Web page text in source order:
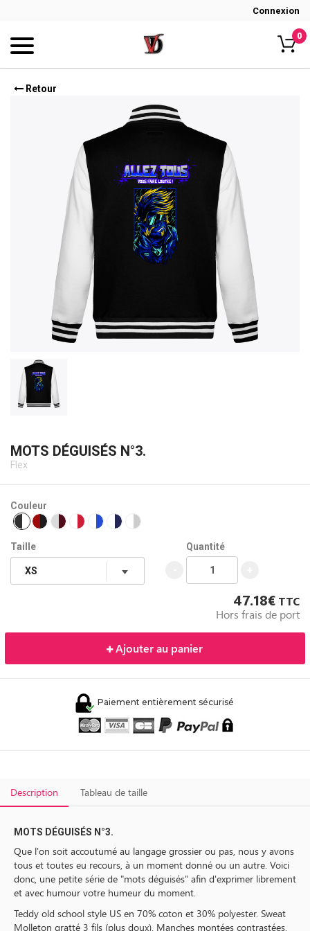
Connexion
0
Retour
MOTS DÉGUISÉS N°3.
Flex
Couleur
Taille Quantité
47.18€ TTC
Hors frais de port
Ajouter au panier
Paiement entièrement sécurisé
Description Tableau de taille
MOTS DÉGUISÉS N°3.
Que l'on soit accoutumé au langage grossier ou pas, nous y avons
tous et toutes eu recours, à un moment donné ou un autre. Voici
donc, une petite série de "mots déguisés" afin d'exprimer librement
et avec humour votre humeur du moment.
Teddy old school style US en 70% coton et 30% polyester. Sweat
Molleton gratté 3 fils (plus doux). Manches montées contrastées.